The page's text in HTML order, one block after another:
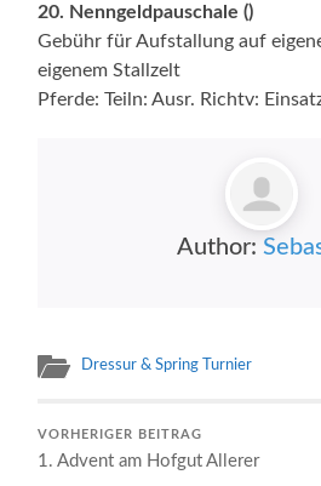
20. Nenngeldpauschale ()
Gebühr für Aufstallung auf
eigenem Stallzelt
Pferde: Teiln: Ausr. Richtv:
Author:
Dressur & Spring Turnier
VORHERIGER BEITRAG
1. Advent am Hofgut Allerer